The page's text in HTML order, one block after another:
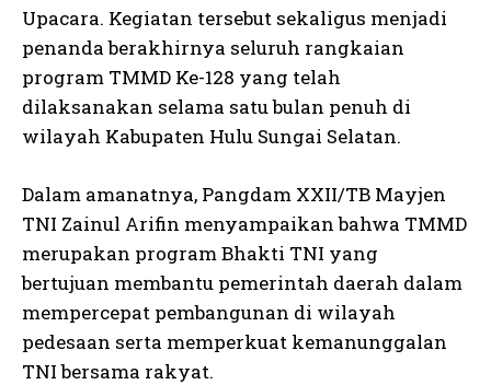
Upacara. Kegiatan tersebut sekaligus menjadi
penanda berakhirnya seluruh rangkaian
program TMMD Ke-128 yang telah
dilaksanakan selama satu bulan penuh di
wilayah Kabupaten Hulu Sungai Selatan.
Dalam amanatnya, Pangdam XXII/TB Mayjen
TNI Zainul Arifin menyampaikan bahwa TMMD
merupakan program Bhakti TNI yang
bertujuan membantu pemerintah daerah dalam
mempercepat pembangunan di wilayah
pedesaan serta memperkuat kemanunggalan
TNI bersama rakyat.